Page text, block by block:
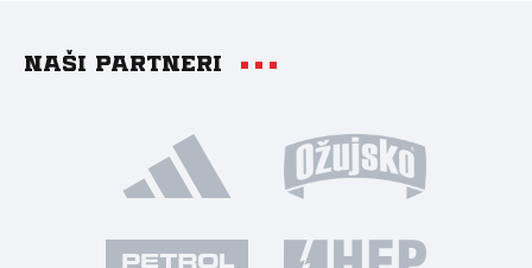
Naši partneri